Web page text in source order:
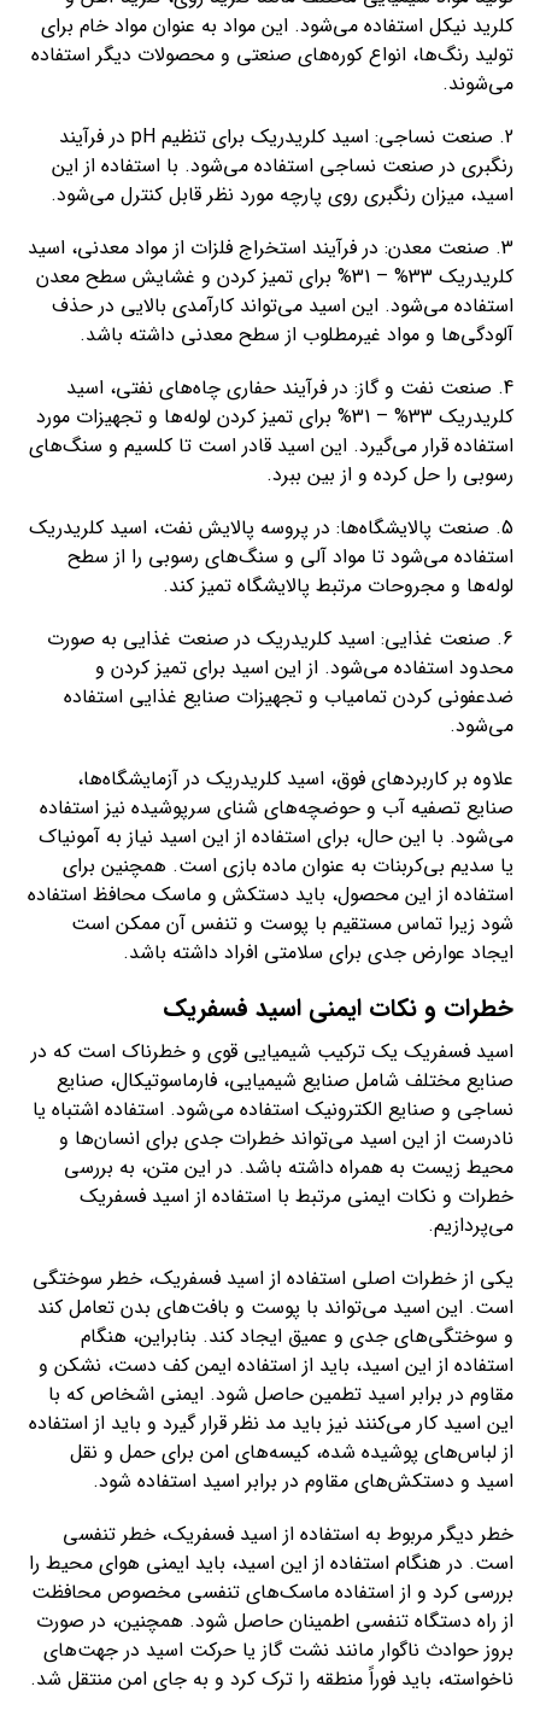
کلرید نیکل استفاده می‌شود. این مواد به عنوان مواد خام برای
تولید رنگ‌ها، انواع کوره‌های صنعتی و محصولات دیگر استفاده
می‌شوند.
2. صنعت نساجی: اسید کلریدریک برای تنظیم pH در فرآیند
رنگبری در صنعت نساجی استفاده می‌شود. با استفاده از این
اسید، میزان رنگبری روی پارچه مورد نظر قابل کنترل می‌شود.
3. صنعت معدن: در فرآیند استخراج فلزات از مواد معدنی، اسید
کلریدریک 33% – 31% برای تمیز کردن و غشایش سطح معدن
استفاده می‌شود. این اسید می‌تواند کارآمدی بالایی در حذف
آلودگی‌ها و مواد غیرمطلوب از سطح معدنی داشته باشد.
4. صنعت نفت و گاز: در فرآیند حفاری چاه‌های نفتی، اسید
کلریدریک 33% – 31% برای تمیز کردن لوله‌ها و تجهیزات مورد
استفاده قرار می‌گیرد. این اسید قادر است تا کلسیم و سنگ‌های
رسوبی را حل کرده و از بین ببرد.
5. صنعت پالایشگاه‌ها: در پروسه پالایش نفت، اسید کلریدریک
استفاده می‌شود تا مواد آلی و سنگ‌های رسوبی را از سطح
لوله‌ها و مجروحات مرتبط پالایشگاه تمیز کند.
6. صنعت غذایی: اسید کلریدریک در صنعت غذایی به صورت
محدود استفاده می‌شود. از این اسید برای تمیز کردن و
ضدعفونی کردن تمامیاب و تجهیزات صنایع غذایی استفاده
می‌شود.
علاوه بر کاربردهای فوق، اسید کلریدریک در آزمایشگاه‌ها،
صنایع تصفیه آب و حوضچه‌های شنای سرپوشیده نیز استفاده
می‌شود. با این حال، برای استفاده از این اسید نیاز به آمونیاک
یا سدیم بی‌کربنات به عنوان ماده بازی است. همچنین برای
استفاده از این محصول، باید دستکش و ماسک محافظ استفاده
شود زیرا تماس مستقیم با پوست و تنفس آن ممکن است
ایجاد عوارض جدی برای سلامتی افراد داشته باشد.
خطرات و نکات ایمنی اسید فسفریک
اسید فسفریک یک ترکیب شیمیایی قوی و خطرناک است که در
صنایع مختلف شامل صنایع شیمیایی، فارماسوتیکال، صنایع
نساجی و صنایع الکترونیک استفاده می‌شود. استفاده اشتباه یا
نادرست از این اسید می‌تواند خطرات جدی برای انسان‌ها و
محیط زیست به همراه داشته باشد. در این متن، به بررسی
خطرات و نکات ایمنی مرتبط با استفاده از اسید فسفریک
می‌پردازیم.
یکی از خطرات اصلی استفاده از اسید فسفریک، خطر سوختگی
است. این اسید می‌تواند با پوست و بافت‌های بدن تعامل کند
و سوختگی‌های جدی و عمیق ایجاد کند. بنابراین، هنگام
استفاده از این اسید، باید از استفاده ایمن کف دست، نشکن و
مقاوم در برابر اسید تطمین حاصل شود. ایمنی اشخاص که با
این اسید کار می‌کنند نیز باید مد نظر قرار گیرد و باید از استفاده
از لباس‌های پوشیده شده، کیسه‌های امن برای حمل و نقل
اسید و دستکش‌های مقاوم در برابر اسید استفاده شود.
خطر دیگر مربوط به استفاده از اسید فسفریک، خطر تنفسی
است. در هنگام استفاده از این اسید، باید ایمنی هوای محیط را
بررسی کرد و از استفاده ماسک‌های تنفسی مخصوص محافظت
از راه دستگاه تنفسی اطمینان حاصل شود. همچنین، در صورت
بروز حوادث ناگوار مانند نشت گاز یا حرکت اسید در جهت‌های
ناخواسته، باید فوراً منطقه را ترک کرد و به جای امن منتقل شد.